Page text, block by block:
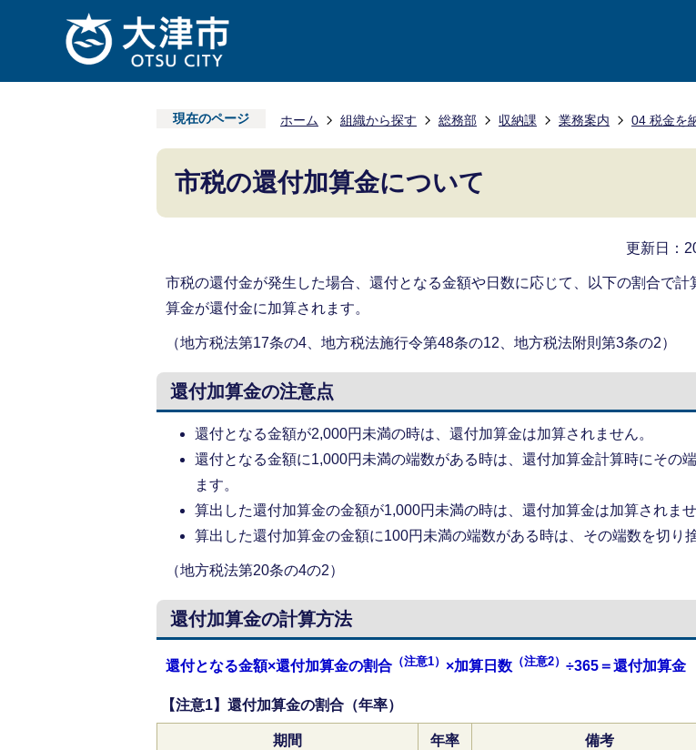
現在のページ ホーム 組織から探す 総務部 収納課 業務案内 04 税金を
市税の還付加算金について
更新日：
市税の還付金が発生した場合、還付となる金額や日数に応じて、以下の割合で計
算金が還付金に加算されます。
（地方税法第17条の4、地方税法施行令第48条の12、地方税法附則第3条の2）
還付加算金の注意点
還付となる金額が2,000円未満の時は、還付加算金は加算されません。
還付となる金額に1,000円未満の端数がある時は、還付加算金計算時にその
ます。
算出した還付加算金の金額が1,000円未満の時は、還付加算金は加算されませ
算出した還付加算金の金額に100円未満の端数がある時は、その端数を切り
（地方税法第20条の4の2）
還付加算金の計算方法
還付となる金額×還付加算金の割合 （注意1） ×加算日数 （注意2） ÷365＝還付加算金
【注意1】還付加算金の割合（年率）
期間 年率 備考